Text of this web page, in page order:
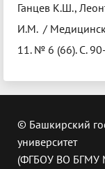
Ганцев К.Ш.,
И.М. /
11. № 6 (66).
© Башкирский
университет
(ФГБОУ ВО